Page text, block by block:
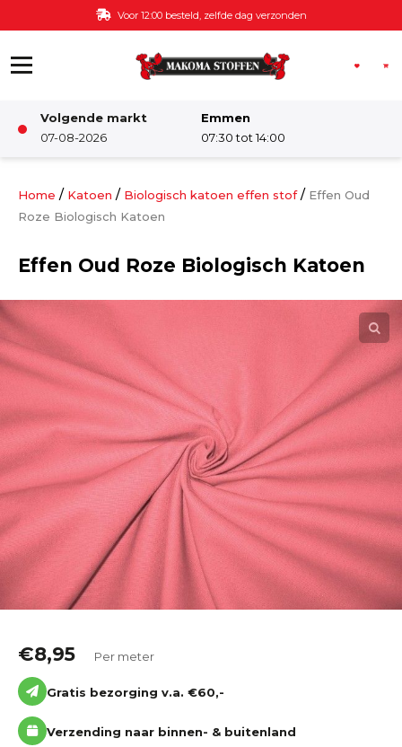
Ga naar de inhoud Voor 12:00 besteld, zelfde dag verzonden
Volgende markt
07-08-2026
Emmen
07:30 tot 14:00
Damesstoffen
Kinderstoffen
Katoen
Grootverbruik
Tijdpakker stof
Home / Katoen / Biologisch katoen effen stof/ Effen Oud
Roze Biologisch Katoen
Effen Oud Roze Biologisch Katoen
€8,95 Per meter
Gratis bezorging v.a. €60,-
Verzending naar binnen- & buitenland